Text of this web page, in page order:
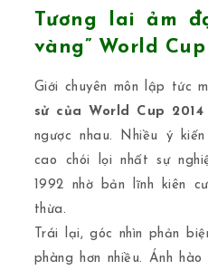
Tương lai ảm
vàng” World Cup
Giới chuyên môn lập tức
sử của World Cup 2014
ngược nhau. Nhiều ý
cao chói lọi nhất sự
1992 nhờ bản lĩnh kiên
thừa.
Trái lại, góc nhìn phản
phàng hơn nhiều. Ánh